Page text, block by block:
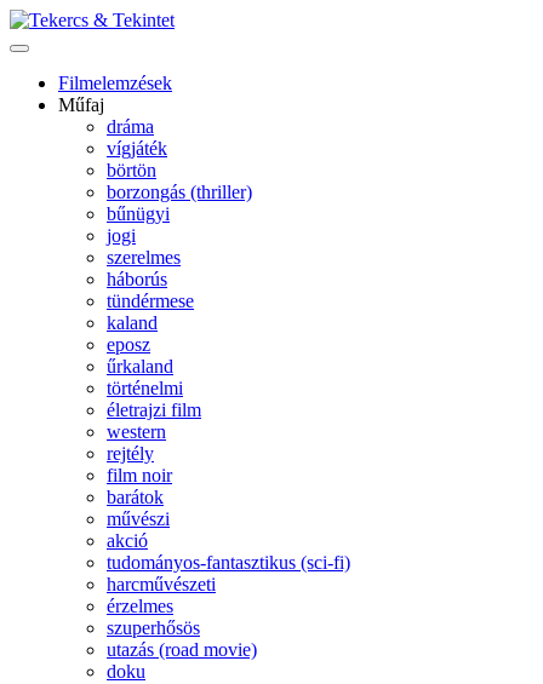
Filmelemzések
Műfaj
dráma
vígjáték
börtön
borzongás (thriller)
bűnügyi
jogi
szerelmes
háborús
tündérmese
kaland
eposz
űrkaland
történelmi
életrajzi film
western
rejtély
film noir
barátok
művészi
akció
tudományos-fantasztikus (sci-fi)
harcművészeti
érzelmes
szuperhősös
utazás (road movie)
doku